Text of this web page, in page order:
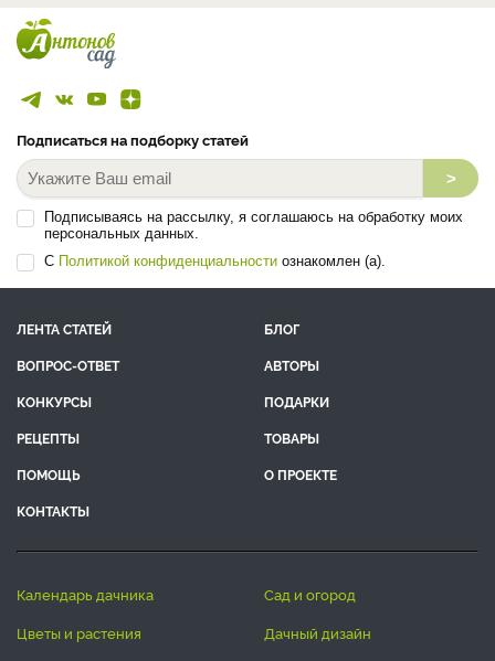
Подписаться на подборку статей
>
Подписываясь на рассылку, я соглашаюсь на обработку моих
персональных данных.
С Политикой конфиденциальности ознакомлен (а).
ЛЕНТА СТАТЕЙ
БЛОГ
ВОПРОС-ОТВЕТ
АВТОРЫ
КОНКУРСЫ
ПОДАРКИ
РЕЦЕПТЫ
ТОВАРЫ
ПОМОЩЬ
О ПРОЕКТЕ
КОНТАКТЫ
календарь дачника
сад и огород
цветы и растения
дачный дизайн